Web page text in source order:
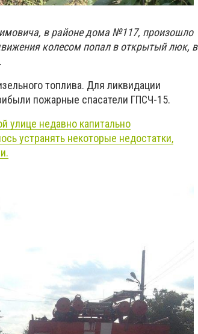
в районе дома №117, произошло
колесом попал в открытый люк, в
топлива. Для ликвидации
пожарные спасатели ГПСЧ-15.
улице недавно капитально
устранять некоторые недостатки,